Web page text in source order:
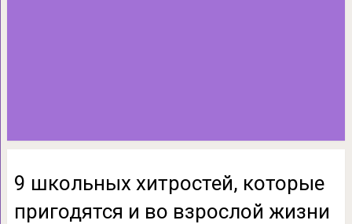
9 школьных хитростей, которые
пригодятся и во взрослой жизни